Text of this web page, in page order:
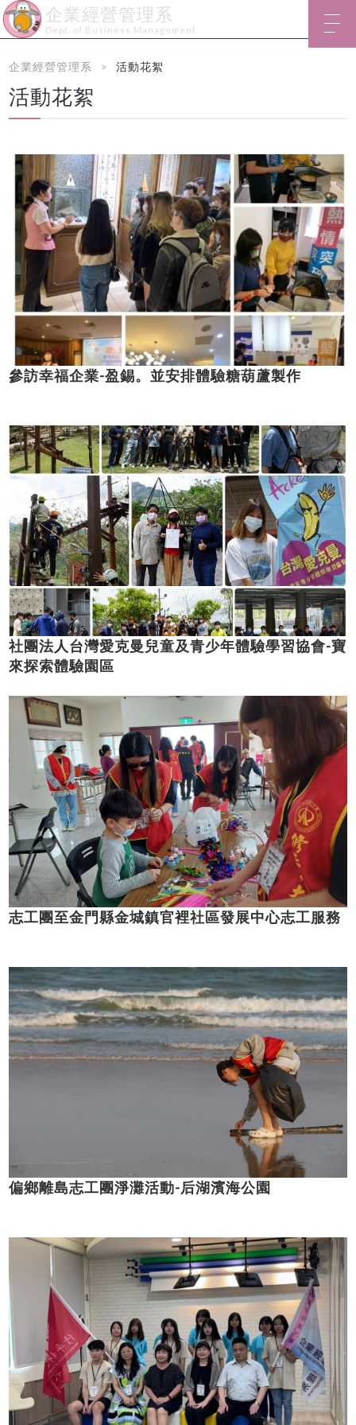
企業經營管理系
Dept. of Business Management
企業經營管理系 活動花絮
活動花絮
參訪幸福企業-盈錫。並安排體驗糖葫蘆製作
社團法人台灣愛克曼兒童及青少年體驗學習協會-寶
來探索體驗園區
志工團至金門縣金城鎮官裡社區發展中心志工服務
偏鄉離島志工團淨灘活動-后湖濱海公園